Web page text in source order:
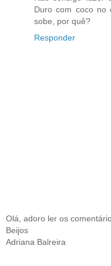
Duro com coco no
sobe, por quê?
Responder
Olá, adoro ler os
Beijos
Adriana Balreira